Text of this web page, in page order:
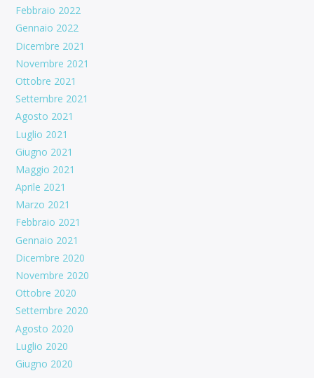
Febbraio 2022
Gennaio 2022
Dicembre 2021
Novembre 2021
Ottobre 2021
Settembre 2021
Agosto 2021
Luglio 2021
Giugno 2021
Maggio 2021
Aprile 2021
Marzo 2021
Febbraio 2021
Gennaio 2021
Dicembre 2020
Novembre 2020
Ottobre 2020
Settembre 2020
Agosto 2020
Luglio 2020
Giugno 2020